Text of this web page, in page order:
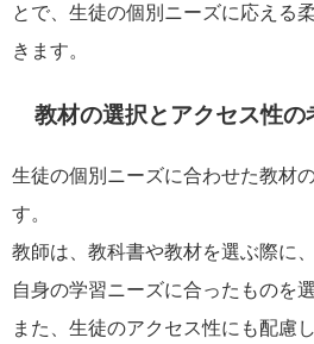
とで、生徒の個別ニーズに応える
きます。
教材の選択とアクセス性の
生徒の個別ニーズに合わせた教材
す。
教師は、教科書や教材を選ぶ際に
自身の学習ニーズに合ったものを
また、生徒のアクセス性にも配慮